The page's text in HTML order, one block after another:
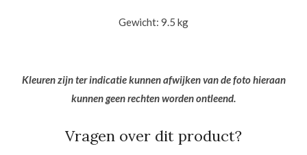
Gewicht: 9.5 kg
Kleuren zijn ter indicatie kunnen afwijken van de foto hieraan
kunnen geen rechten worden ontleend.
Vragen over dit product?